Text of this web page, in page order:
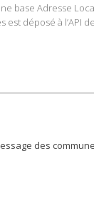
base Adresse
déposé à l’API
des